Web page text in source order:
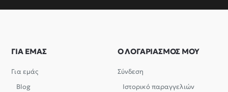
ΓΙΑ ΕΜΑΣ
Για εμάς
Blog
Ο ΛΟΓΑΡΙΑΣΜΟΣ ΜΟΥ
Σύνδεση
Ιστορικό παραγγελιών